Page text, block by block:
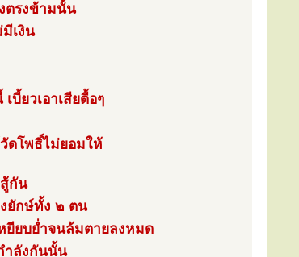
ตรงข้ามนั้น
เงิน
บี้ยวเอาเสียดื้อๆ
ดโพธิ์ไม่ยอมให้
กัน
ยักษ์ทั้ง ๒ ตน
ยียบย่ำจนล้มตายลงหมด
ำลังกันนั้น